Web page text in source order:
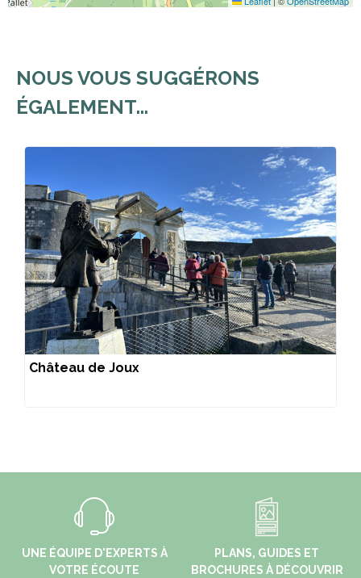
NOUS VOUS SUGGÉRONS
ÉGALEMENT...
Château de Joux
UNE ÉQUIPE D'EXPERTS À
VOTRE ÉCOUTE
PLANS, GUIDES ET
BROCHURES À DÉCOUVRIR